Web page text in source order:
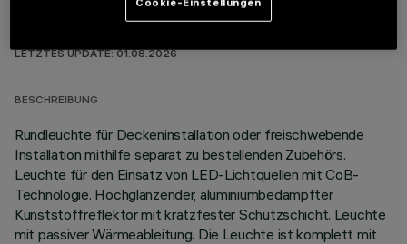
TECHNISCHE DATEN
LETZTES UPDATE: 01.08.2026
BESCHREIBUNG
Rundleuchte für Deckeninstallation oder freischwebende
Installation mithilfe separat zu bestellenden Zubehörs.
Leuchte für den Einsatz von LED-Lichtquellen mit CoB-
Technologie. Hochglänzender, aluminiumbedampfter
Kunststoffreflektor mit kratzfester Schutzschicht. Leuchte
mit passiver Wärmeableitung. Die Leuchte ist komplett mit